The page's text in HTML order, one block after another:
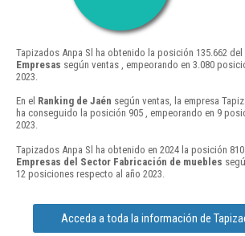
Tapizados Anpa Sl ha obtenido la posición 135.662 del
Empresas según ventas , empeorando en 3.080
2023.
En el Ranking de Jaén según ventas, la empresa
ha conseguido la posición 905 , empeorando en 9
2023.
Tapizados Anpa Sl ha obtenido en 2024 la posición 810
Empresas del Sector Fabricación de muebles
12 posiciones respecto al año 2023.
Acceda a toda la información de